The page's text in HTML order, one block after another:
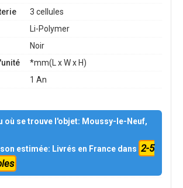
3 cellules
Li-Polymer
Noir
*mm(L x W x H)
1 An
où se trouve l'objet: Moussy-le-Neuf,
estimée: Livrés en France dans 2-5